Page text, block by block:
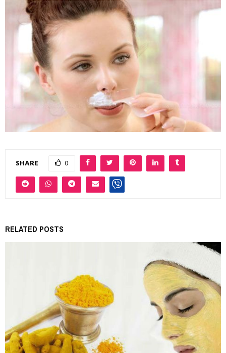
SHARE 0
RELATED POSTS